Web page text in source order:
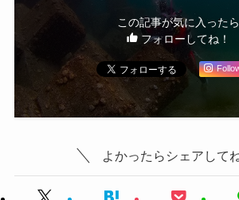
この記事が気に入ったら
フォローしてね！
よかったらシェアして